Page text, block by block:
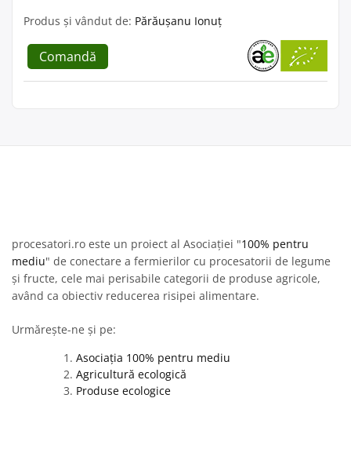
Produs și vândut de: Părăușanu Ionuț
Comandă
procesatori.ro este un proiect al Asociației "100% pentru
mediu" de conectare a fermierilor cu procesatorii de legume
și fructe, cele mai perisabile categorii de produse agricole,
având ca obiectiv reducerea risipei alimentare.
Urmărește-ne și pe:
Asociația 100% pentru mediu
Agricultură ecologică
Produse ecologice